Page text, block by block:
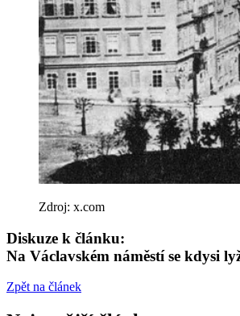
Zdroj: x.com
Diskuze k článku:
Na Václavském náměstí se kdysi
Zpět na článek